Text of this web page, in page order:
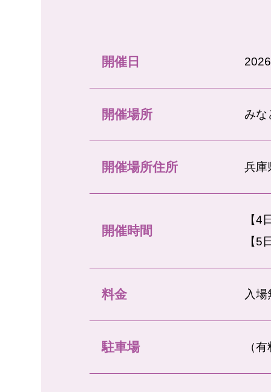
開催日
開催場所 み
開催場所住所 兵庫
開催時間
【4
【5
料金 入場
駐車場 （